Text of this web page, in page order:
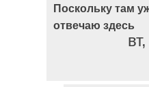
Поскольку там
отвечаю здесь